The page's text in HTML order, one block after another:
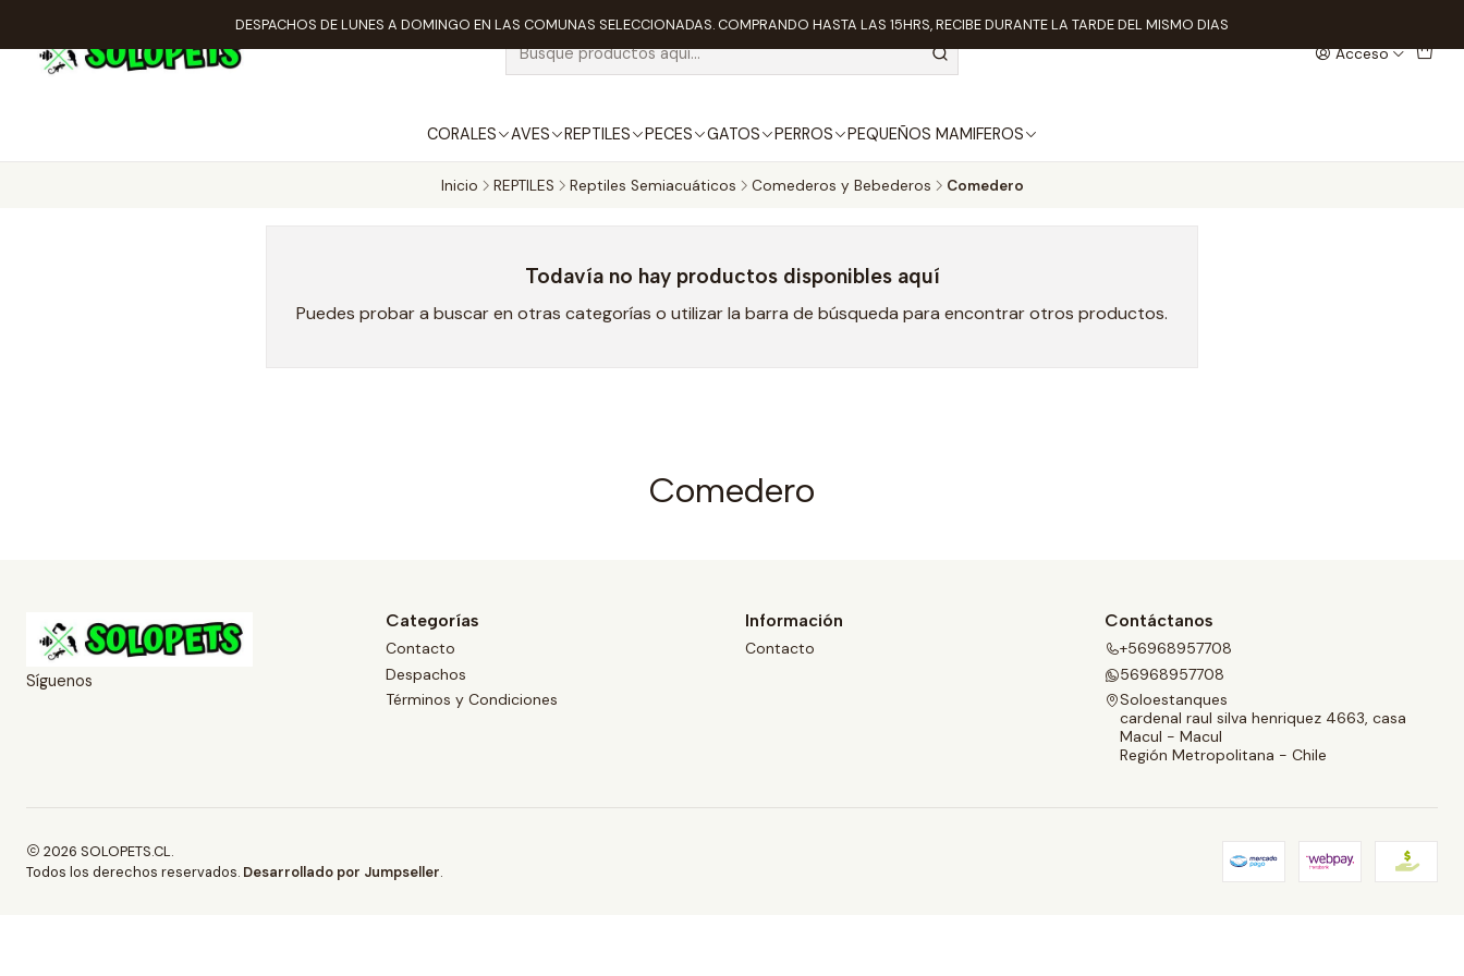
Acceso
CORALES AVES REPTILES PECES GATOS PERROS PEQUEÑOS MAMIFEROS
DESPACHOS DE LUNES A DOMINGO EN LAS COMUNAS SELECCIONADAS. COMPRANDO HASTA LAS 15HRS, RECIBE DURANTE LA TARDE DEL MISMO DIAS
Inicio REPTILES Reptiles Semiacuáticos Comederos y Bebederos Comedero
Todavía no hay productos disponibles aquí
Puedes probar a buscar en otras categorías o utilizar la barra de búsqueda para encontrar otros productos.
Comedero
Síguenos
Categorías
Contacto
Despachos
Términos y Condiciones
Información
Contacto
Contáctanos
+56968957708
56968957708
Soloestanques
cardenal raul silva henriquez 4663, casa
Macul - Macul
Región Metropolitana - Chile
2026 SOLOPETS.CL.
Todos los derechos reservados. Desarrollado por Jumpseller.